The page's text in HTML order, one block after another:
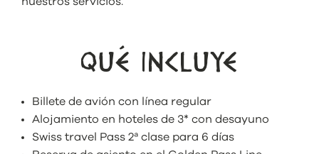
QUÉ INCLUYE
Billete de avión con línea regular
Alojamiento en hoteles de 3* con desayuno
Swiss travel Pass 2ª clase para 6 días